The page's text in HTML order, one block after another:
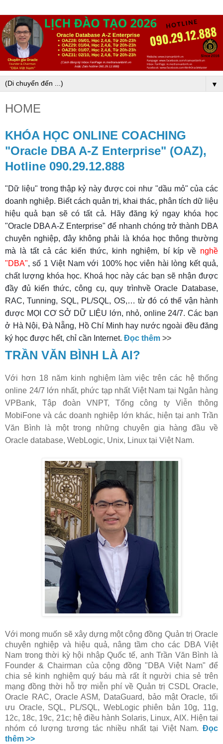
▼
HOME
KHÓA HỌC ONLINE COACHING
"Oracle DBA A-Z Enterprise" (OAZ),
Hotline 090.29.12.888
"Dữ liệu" trong thập kỷ này được coi như "dầu mỏ" của các
doanh nghiệp. Biết cách quản trị, khai thác, phân tích dữ liệu
hiệu quả bạn sẽ có tất cả. Hãy đăng ký ngay khóa học
"Oracle DBA A-Z Enterprise" để nhanh chóng trở thành DBA
chuyên nghiệp, đây không phải là khóa học thông thường
mà là tất cả các kiến thức, kinh nghiệm, bí kíp về nghề
"DBA", số 1 Việt Nam với 100% học viên hài lòng kết quả,
chất lượng khóa học. Khoá học này các bạn sẽ nhận được
đầy đủ kiến thức, công cụ, quy trìnhvề Oracle Database,
RAC, Tunning, SQL, PL/SQL, OS,… từ đó có thể vận hành
được MỌI CƠ SỞ DỮ LIỆU lớn, nhỏ, online 24/7. Các bạn
ở Hà Nội, Đà Nẵng, Hồ Chí Minh hay nước ngoài đều đăng
ký học được hết, chỉ cần Internet. Đọc thêm >>
TRẦN VĂN BÌNH LÀ AI?
Với hơn 18 năm kinh nghiệm làm việc trên các hệ thống
online 24/7 lớn nhất, phức tạp nhất Việt Nam tại Ngân hàng
VPBank, Tập đoàn VNPT, Tổng công ty Viễn thông
MobiFone và các doanh nghiệp lớn khác, hiện tại anh Trần
Văn Bình là một trong những chuyên gia hàng đầu về
Oracle database, WebLogic, Unix, Linux tại Việt Nam.
Với mong muốn sẽ xây dựng một cộng đồng Quản trị Oracle
chuyên nghiệp và hiệu quả, nâng tầm cho các DBA Việt
Nam trong thời kỳ hội nhập Quốc tế, anh Trần Văn Bình là
Founder & Chairman của cộng đồng "DBA Việt Nam" để
chia sẻ kinh nghiệm quý báu mà rất ít người chia sẻ trên
mạng đồng thời hỗ trợ miễn phí về Quản trị CSDL Oracle,
Oracle RAC, Oracle ASM, DataGuard, bảo mật Oracle, tối
ưu Oracle, SQL, PL/SQL, WebLogic phiên bản 10g, 11g,
12c, 18c, 19c, 21c; hệ điều hành Solaris, Linux, AIX. Hiện tại
nhóm có lượng tương tác nhiều nhất tại Việt Nam. Đọc
thêm >>